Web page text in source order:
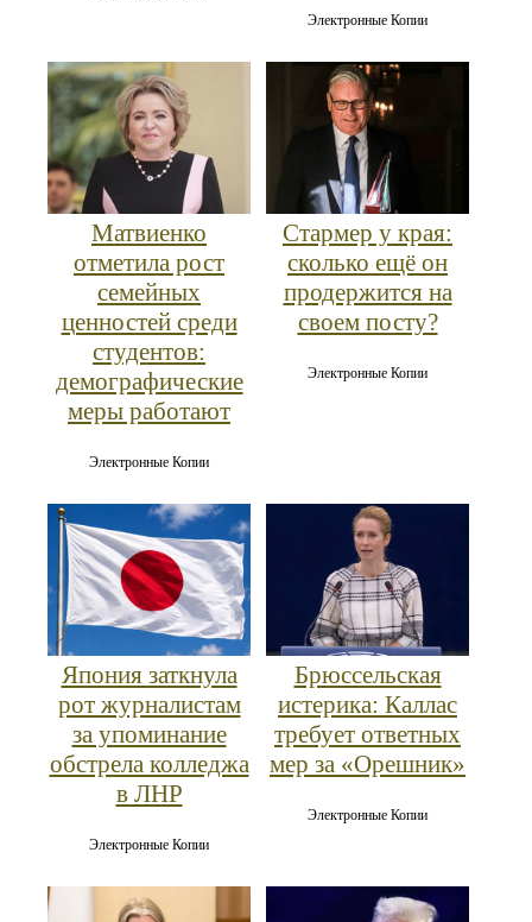
Электронные Копии
Матвиенко
отметила рост
семейных
ценностей среди
студентов:
демографические
меры работают
Электронные Копии
Стармер у края:
сколько ещё он
продержится на
своем посту?
Электронные Копии
Япония заткнула
рот журналистам
за упоминание
обстрела колледжа
в ЛНР
Электронные Копии
Брюссельская
истерика: Каллас
требует ответных
мер за «Орешник»
Электронные Копии